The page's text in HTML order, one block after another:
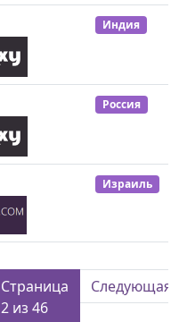
Индия
Россия
Израиль
Страница
2 из 46
Следующая